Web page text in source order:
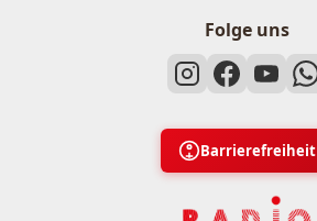
Folge uns
Barrierefreiheit